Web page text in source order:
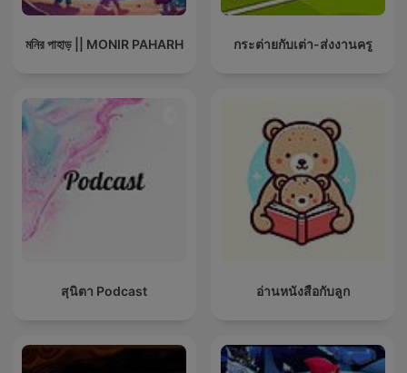
মনির পাহাড় || MONIR PAHARH กระต่ายกับเต่า-ส่งงานครู
สุนิตา Podcast อ่านหนังสือกับลูก